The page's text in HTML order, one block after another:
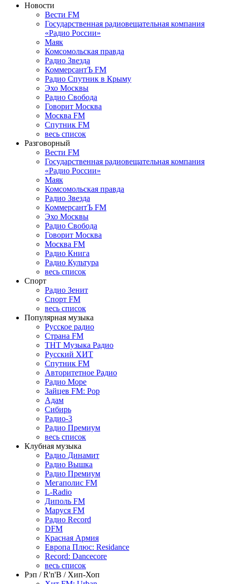
Новости
Вести FM
Государственная радиовещательная компания
«Радио России»
Маяк
Комсомольская правда
Радио Звезда
КоммерсантЪ FM
Радио Спутник в Крыму
Эхо Москвы
Радио Свобода
Говорит Москва
Москва FM
Спутник FM
весь список
Разговорный
Вести FM
Государственная радиовещательная компания
«Радио России»
Маяк
Комсомольская правда
Радио Звезда
КоммерсантЪ FM
Эхо Москвы
Радио Свобода
Говорит Москва
Москва FM
Радио Книга
Радио Культура
весь список
Спорт
Радио Зенит
Спорт FM
весь список
Популярная музыка
Русское радио
Страна FM
ТНТ Музыка Радио
Русский ХИТ
Спутник FM
Авторитетное Радио
Радио Море
Зайцев FM: Pop
Адам
Сибирь
Радио-3
Радио Премиум
весь список
Клубная музыка
Радио Динамит
Радио Вышка
Радио Премиум
Мегаполис FM
L-Radio
Диполь FM
Маруся FM
Радио Record
DFM
Красная Армия
Европа Плюс: Residance
Record: Dancecore
весь список
Рэп / R'n'B / Хип-Хоп